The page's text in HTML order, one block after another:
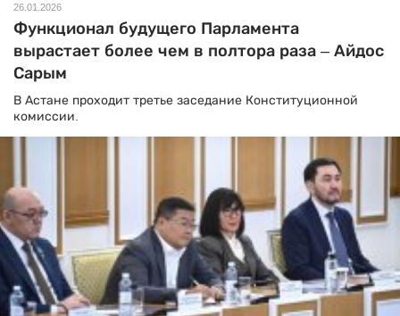
26.01.2026
Функционал будущего Парламента
вырастает более чем в полтора раза – Айдос
Сарым
В Астане проходит третье заседание Конституционной
комиссии.